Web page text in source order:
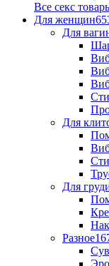
Все секс
Для женщин
Для
Для
Для
Разное